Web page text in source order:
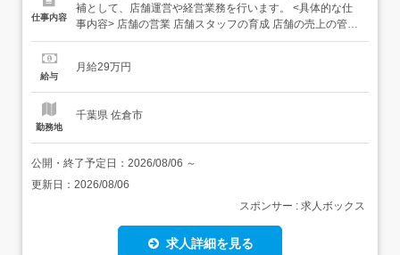
仕事内容
補として、店舗運営や経営業務を行います。 <具体的な仕
事内容> 店舗の営業 店舗スタッフの育成 店舗の売上の管理
店舗のFL比率を中心としたコスト管理など <研修・キャリ
learning) キャリアチャレンジ制度 JOB型人事制度 【経
給与
月給29万円
勤務地
千葉県 佐倉市
公開・終了予定日： 2026/08/06 ～
更新日： 2026/08/06
スポンサー : 求人ボックス
求人詳細を見る